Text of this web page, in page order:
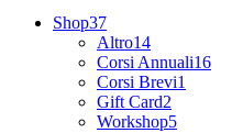
Shop37
Altro14
Corsi Annuali16
Corsi Brevi1
Gift Card2
Workshop5